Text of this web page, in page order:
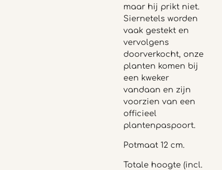
maar hij prikt niet.
Siernetels worden
vaak gestekt en
vervolgens
doorverkocht, onze
planten komen bij
een kweker
vandaan en zijn
voorzien van een
officieel
plantenpaspoort.
Potmaat 12 cm.
Totale hoogte (incl.